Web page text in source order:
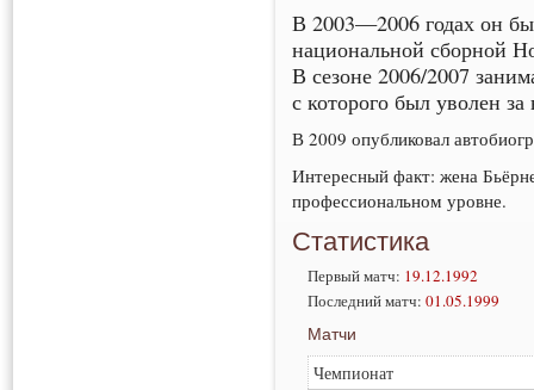
В 2003—2006 годах он
национальной сборной
В сезоне 2006/2007
с которого был уволен за
В 2009 опубликовал
Интересный факт: жена
профессиональном уровне.
Статистика
Первый матч: 19.12.1992
Последний матч: 01.05.1999
Матчи
Чемпионат